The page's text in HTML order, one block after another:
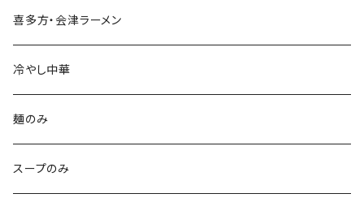
喜多方・会津ラーメン
冷やし中華
麺のみ
スープのみ